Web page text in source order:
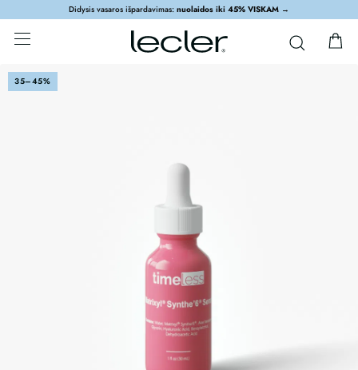
Didysis vasaros išpardavimas: nuolaidos iki 45% VISKAM →
35–45%